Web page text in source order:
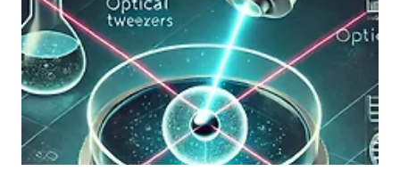
분에 다양한 분야에 적용하기 훨씬 유리하죠. 특히 최근엔 인공지능과 결합해
환경을 인식하..